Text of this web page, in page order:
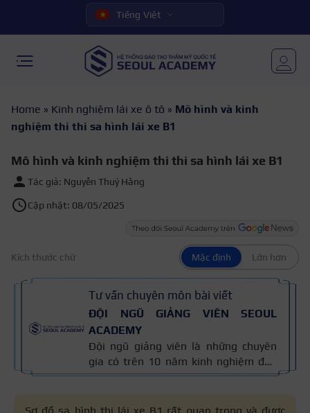
Tiếng Việt
Home » Kinh nghiệm lái xe ô tô » Mô hình và kinh
nghiệm thi thi sa hình lái xe B1
Mô hình và kinh nghiệm thi thi sa hình lái xe B1
Tác giả: Nguyễn Thuý Hằng
Cập nhật: 08/05/2025
Kích thước chữ Mặc định Lớn hơn
Tư vấn chuyên môn bài viết
ĐỘI NGŨ GIẢNG VIÊN SEOUL
ACADEMY
Đội ngũ giảng viên là những chuyên
gia có trên 10 năm kinh nghiệm đào
tạo nghề và kiến thức thẩm mỹ
nối mi, trang điểm, tóc. Nội dung bài